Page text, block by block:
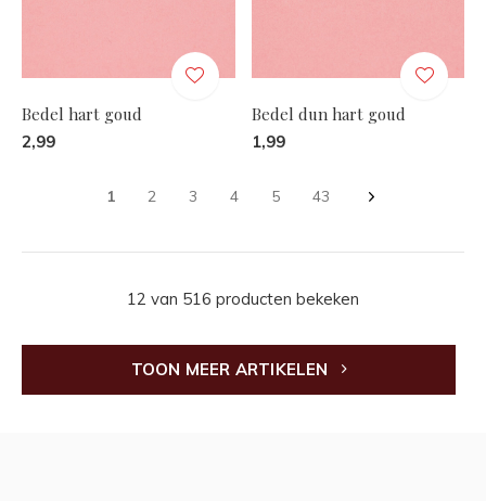
Bedel hart goud
2,99
Bedel dun hart goud
1,99
1 2 3 4 5 43
12 van 516 producten bekeken
TOON MEER ARTIKELEN